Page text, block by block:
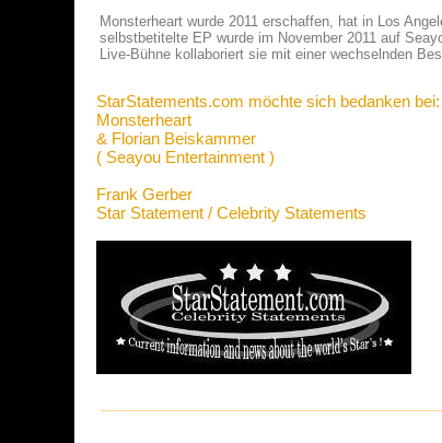
Monsterheart wurde 2011 erschaffen, hat in Los
selbstbetitelte EP wurde im November 2011 auf
Live-Bühne kollaboriert sie mit einer wechselnden
StarStatements.com möchte sich bedanken bei:
Monsterheart
& Florian Beiskammer
( Seayou Entertainment )
Frank Gerber
Star Statement / Celebrity Statements